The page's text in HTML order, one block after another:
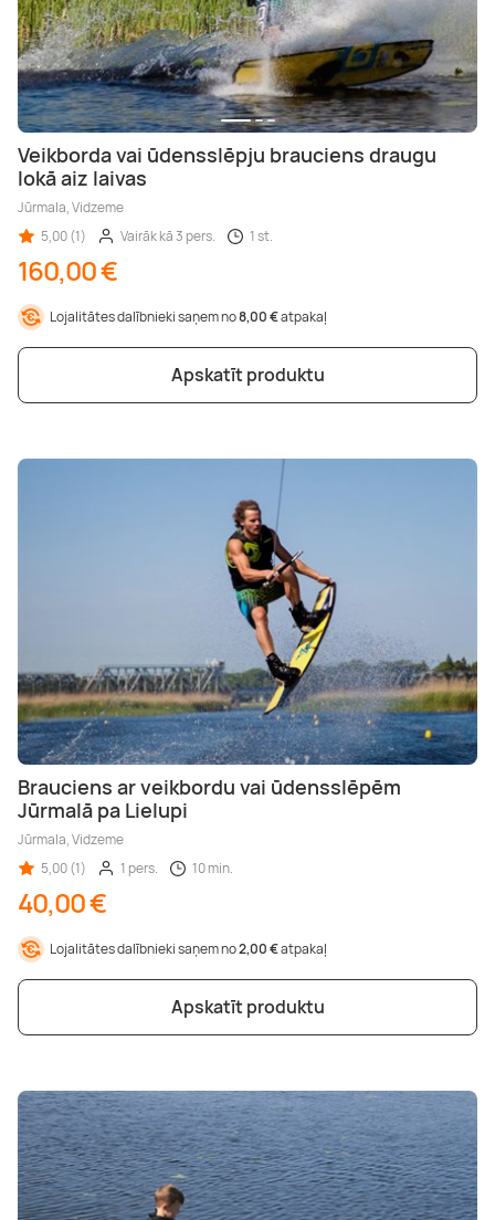
Veikborda vai ūdensslēpju brauciens draugu
lokā aiz laivas
Jūrmala, Vidzeme
5,00 (1)
Vairāk kā 3 pers. 1 st.
160,00 €
Lojalitātes dalībnieki saņem no8,00 €atpakaļ
Apskatīt produktu
Brauciens ar veikbordu vai ūdensslēpēm
Jūrmalā pa Lielupi
Jūrmala, Vidzeme
5,00 (1)
1 pers. 10 min.
40,00 €
Lojalitātes dalībnieki saņem no2,00 €atpakaļ
Apskatīt produktu